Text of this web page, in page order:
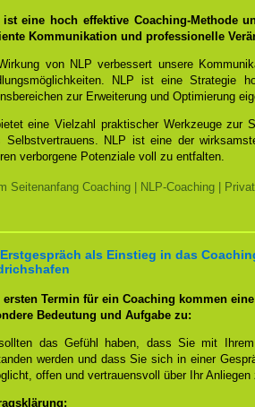
ist eine hoch effektive Coaching-Methode
Kommunikation und professionelle
von NLP verbessert unsere
NLP ist eine Strategie
zur Erweiterung und Optimierung
eine Vielzahl praktischer Werkzeuge zur
Selbstvertrauens. NLP ist eine der
verborgene Potenziale voll zu entfalten.
Seitenanfang Coaching | NLP-Coaching |
als Einstieg in das
ersten Termin für ein Coaching kommen eine
Bedeutung und Aufgabe zu:
das Gefühl haben, dass Sie mit Ihrem
werden und dass Sie sich in einer
offen und vertrauensvoll über Ihr Anliegen